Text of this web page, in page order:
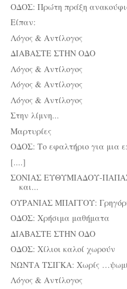
ΟΔΟΣ: Πρώτη πράξη
Είπαν:
Λόγος & Αντίλογος
ΔΙΑΒΑΣΤΕ ΣΤΗΝ ΟΔΟ
Λόγος & Αντίλογος
Λόγος & Αντίλογος
Λόγος & Αντίλογος
Στην λίμνη...
Μαρτυρίες
ΟΔΟΣ: Το εφαλτήριο για μια
[....]
ΣΟΝΙΑΣ ΕΥΘΥΜΙΑΔΟΥ-
και...
ΟΥΡΑΝΙΑΣ ΜΠΑΓΓΟΥ:
ΟΔΟΣ: Χρήσιμα μαθήματα
ΔΙΑΒΑΣΤΕ ΣΤΗΝ ΟΔΟ
ΟΔΟΣ: Χίλιοι καλοί χωρούν
ΝΩΝΤΑ ΤΣΙΓΚΑ: Χωρίς …ψωμί,
Λόγος & Αντίλογος